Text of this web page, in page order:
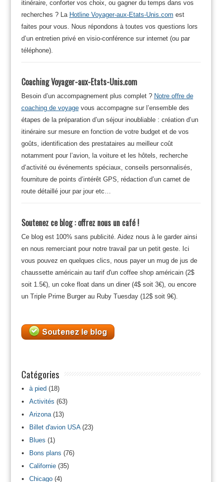
itinéraire, conforter vos choix, ou gagner du temps dans vos
recherches ? La Hotline Voyager-aux-Etats-Unis.com est
faites pour vous. Nous répondons à toutes vos questions lors
d’un entretien privé en visio-conférence sur internet (ou par
téléphone).
Coaching Voyager-aux-Etats-Unis.com
Besoin d’un accompagnement plus complet ? Notre offre de
coaching de voyagevous accompagne sur l’ensemble des
étapes de la préparation d’un séjour inoubliable : création d’un
itinéraire sur mesure en fonction de votre budget et de vos
goûts, identification des prestataires au meilleur coût
notamment pour l’avion, la voiture et les hôtels, recherche
d’activité ou événements spéciaux, conseils personnalisés,
fourniture de points d’intérêt GPS, rédaction d’un carnet de
route détaillé jour par jour etc…
Soutenez ce blog : offrez nous un café !
Ce blog est 100% sans publicité. Aidez nous à le garder ainsi
en nous remerciant pour notre travail par un petit geste. Ici
vous pouvez en quelques clics, nous payer un mug de jus de
chaussette américain au tarif d'un coffee shop américain (2$
soit 1.5€), un coke float dans un diner (4$ soit 3€), ou encore
un Triple Prime Burger au Ruby Tuesday (12$ soit 9€).
Catégories
à pied(18)
Activités (63)
Arizona(13)
Billet d'avion USA(23)
Blues (1)
Bons plans (76)
Californie(35)
Chicago(4)